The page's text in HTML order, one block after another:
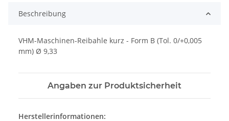
Beschreibung
VHM-Maschinen-Reibahle kurz - Form B (Tol. 0/+0,005
mm) Ø 9,33
Angaben zur Produktsicherheit
Herstellerinformationen: